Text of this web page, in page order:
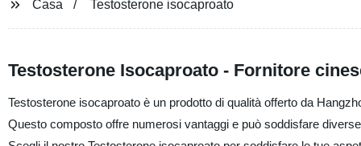
Casa Testosterone isocaproato
Testosterone Isocaproato - Fornitore
Testosterone isocaproato è un prodotto di qualità offerto da
Questo composto offre numerosi vantaggi e può soddisfare